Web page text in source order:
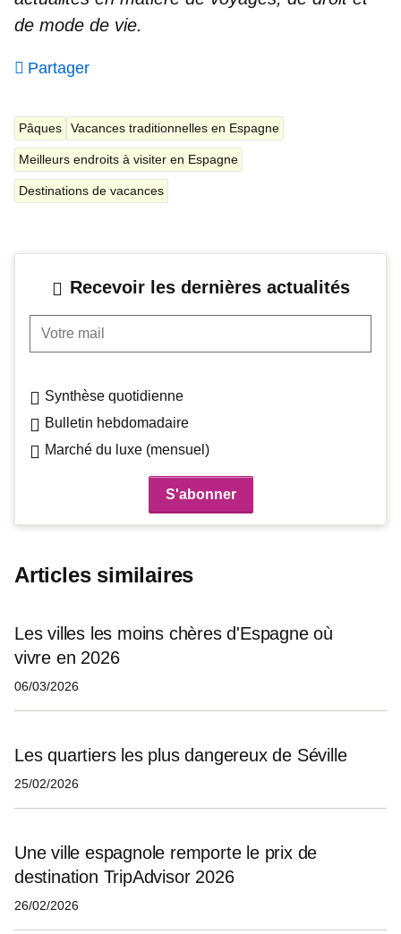
de mode de vie.
Partager
Pâques Vacances traditionnelles en Espagne
Meilleurs endroits à visiter en Espagne
Destinations de vacances
Recevoir les dernières actualités
Votre mail
Synthèse quotidienne
Bulletin hebdomadaire
Marché du luxe (mensuel)
Articles similaires
Les villes les moins chères d'Espagne où
vivre en 2026
06/03/2026
Les quartiers les plus dangereux de Séville
25/02/2026
Une ville espagnole remporte le prix de
destination TripAdvisor 2026
26/02/2026